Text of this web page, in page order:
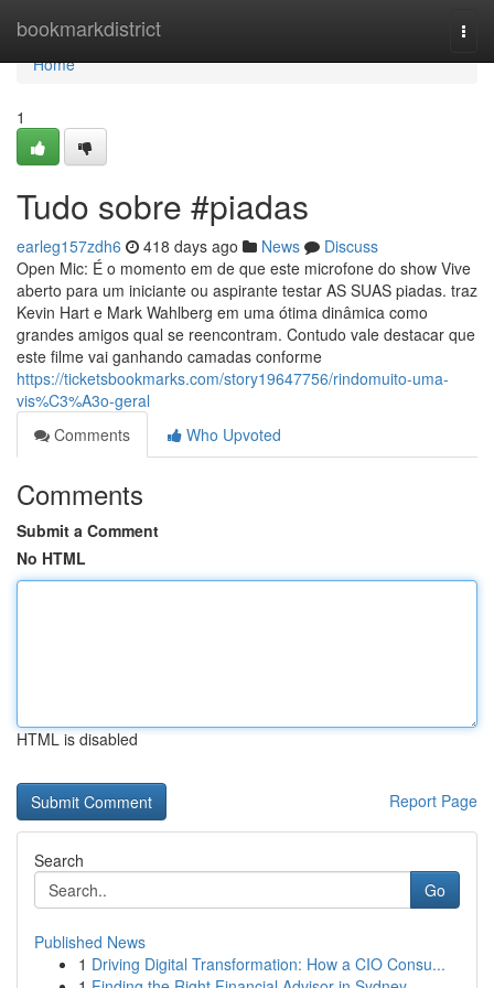
bookmarkdistrict
Home
Home
1
Tudo sobre #piadas
earleg157zdh6 418 days ago News
Discuss
Open Mic: É o momento em de que este microfone do show Vive
aberto para um iniciante ou aspirante testar AS SUAS piadas. traz
Kevin Hart e Mark Wahlberg em uma ótima dinâmica como
grandes amigos qual se reencontram. Contudo vale destacar que
este filme vai ganhando camadas conforme
https://ticketsbookmarks.com/story19647756/rindomuito-uma-
vis%C3%A3o-geral
Comments
Who Upvoted
Comments
Submit a Comment
No HTML
HTML is disabled
Report Page
Search
Go
Published News
1 Driving Digital Transformation: How a CIO Consu...